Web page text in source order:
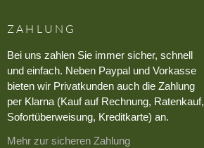
ZAHLUNG
Bei uns zahlen Sie immer sicher, schnell
und einfach. Neben Paypal und Vorkasse
bieten wir Privatkunden auch die Zahlung
per Klarna (Kauf auf Rechnung, Ratenkauf,
Sofortüberweisung, Kreditkarte) an.
Mehr zur sicheren Zahlung